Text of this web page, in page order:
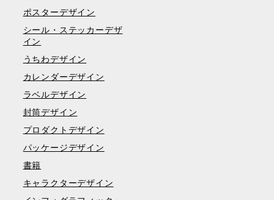
ポスターデザイン
シール・ステッカーデザ
イン
うちわデザイン
カレンダーデザイン
ラベルデザイン
封筒デザイン
プロダクトデザイン
パッケージデザイン
書籍
キャラクターデザイン